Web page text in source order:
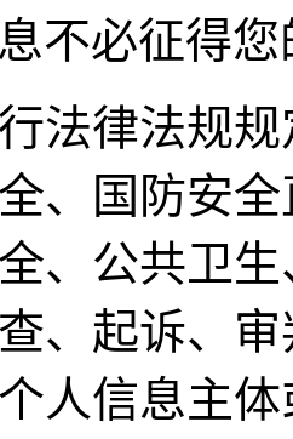
不必征得
法律法规
、国防安
、公共卫
、起诉、
人信息主